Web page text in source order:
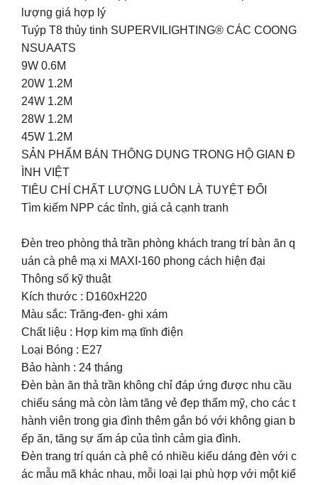
lượng giá hợp lý
Tuýp T8 thủy tinh SUPERVILIGHTING® CÁC COONG
NSUAATS
9W 0.6M
20W 1.2M
24W 1.2M
28W 1.2M
45W 1.2M
SẢN PHẨM BÁN THÔNG DỤNG TRONG HỘ GIAN Đ
ÌNH VIỆT
TIÊU CHÍ CHẤT LƯỢNG LUÔN LÀ TUYỆT ĐỐI
Tìm kiếm NPP các tỉnh, giá cả cạnh tranh
Đèn treo phòng thả trần phòng khách trang trí bàn ăn q
uán cà phê mạ xi MAXI-160 phong cách hiện đại
Thông số kỹ thuật
Kích thước : D160xH220
Màu sắc: Trăng-đen- ghi xám
Chất liệu : Hợp kim mạ tĩnh điện
Loại Bóng : E27
Bảo hành : 24 tháng
Đèn bàn ăn thả trần không chỉ đáp ứng được nhu cầu
chiếu sáng mà còn làm tăng vẻ đẹp thẩm mỹ, cho các t
hành viên trong gia đình thêm gắn bó với không gian b
ếp ăn, tăng sự ấm áp của tình cảm gia đình.
Đèn trang trí quán cà phê có nhiều kiểu dáng đèn với c
ác mẫu mã khác nhau, mỗi loại lại phù hợp với một kiể